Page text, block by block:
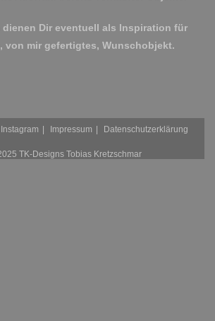
dienen Dir eventuell als Inspiration für
von mir gefertigtes, Wunschobjekt.
Instagram Impressum Datenschutzerklärung
TK-Designs Tobias Kretzschmar